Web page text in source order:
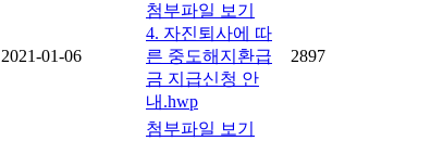
2021-01-06
첨부파일 보기
4. 자진퇴사에 따
른 중도해지환급
금 지급신청 안
내.hwp
2897
첨부파일 보기